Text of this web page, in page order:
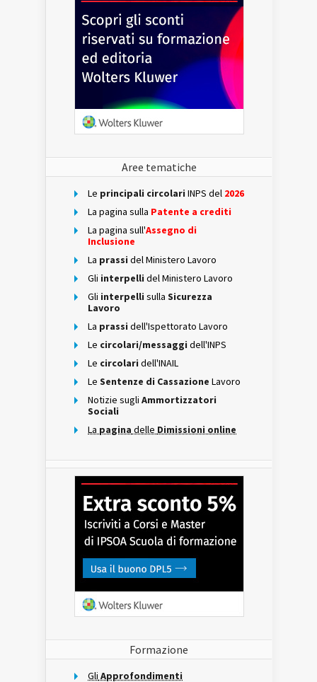
Aree tematiche
Le principali circolari INPS del 2026
La pagina sulla Patente a crediti
La pagina sull'Assegno di
Inclusione
La prassi del Ministero Lavoro
Gli interpelli del Ministero Lavoro
Gli interpelli sulla Sicurezza
Lavoro
La prassi dell'Ispettorato Lavoro
Le circolari/messaggi dell'INPS
Le circolari dell'INAIL
Le Sentenze di Cassazione Lavoro
Notizie sugli Ammortizzatori
Sociali
La pagina delle Dimissioni online
Formazione
Gli Approfondimenti